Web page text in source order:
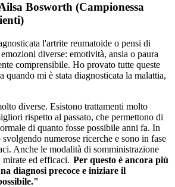
Bosworth (Campionessa
l'artrite reumatoide o pensi di
diverse: emotività, ansia o paura
comprensibile. Ho provato tutte queste
quando mi è stata diagnosticata la malattia,
diverse. Esistono trattamenti molto
rispetto al passato, che permettono di
di quanto fosse possibile anni fa. In
numerose ricerche e sono in fase
Anche le modalità di somministrazione
ed efficaci. Per questo è ancora più
diagnosi precoce e iniziare il